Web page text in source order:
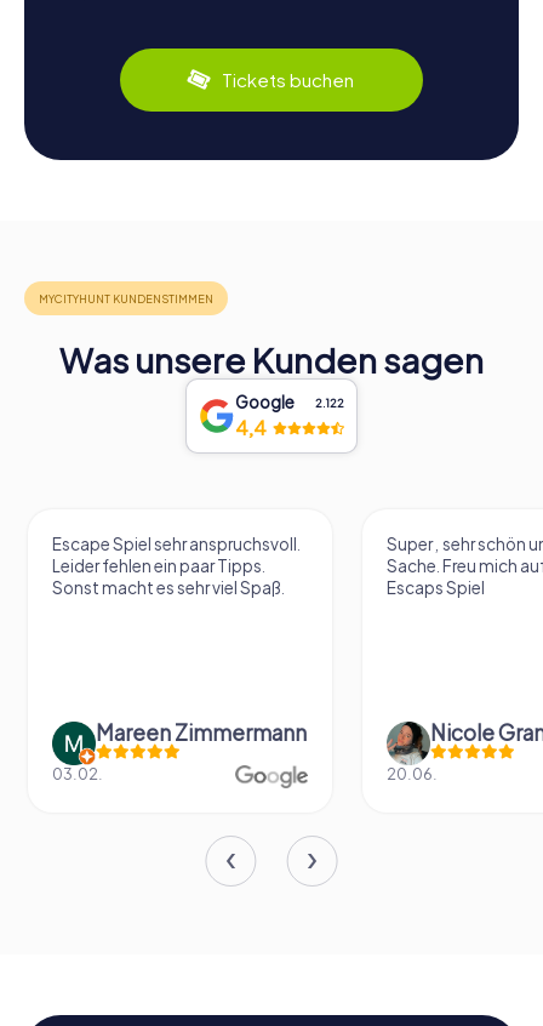
Tickets buchen
Was unsere Kunden sagen
Google 2.122
4,4
Escape Spiel sehr anspruchsvoll.
Leider fehlen ein paar Tipps.
Sonst macht es sehr viel Spaß.
Mareen Zimmermann
03.02.
Super , sehr schön
Sache. Freu mich
Escaps Spiel
Nicole
20.06.